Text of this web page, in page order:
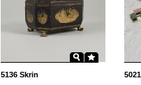
5136 Skrin 5021